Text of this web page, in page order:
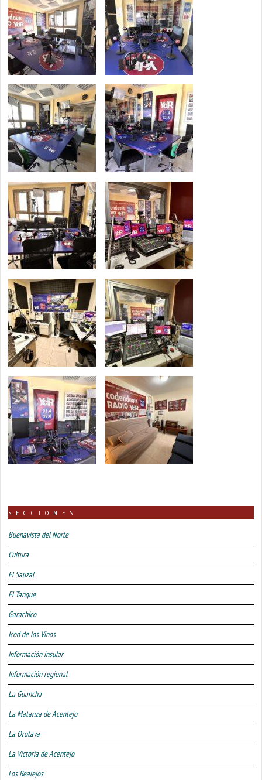
SECCIONES
Buenavista del Norte
Cultura
El Sauzal
El Tanque
Garachico
Icod de los Vinos
Información insular
Información regional
La Guancha
La Matanza de Acentejo
La Orotava
La Victoria de Acentejo
Los Realejos